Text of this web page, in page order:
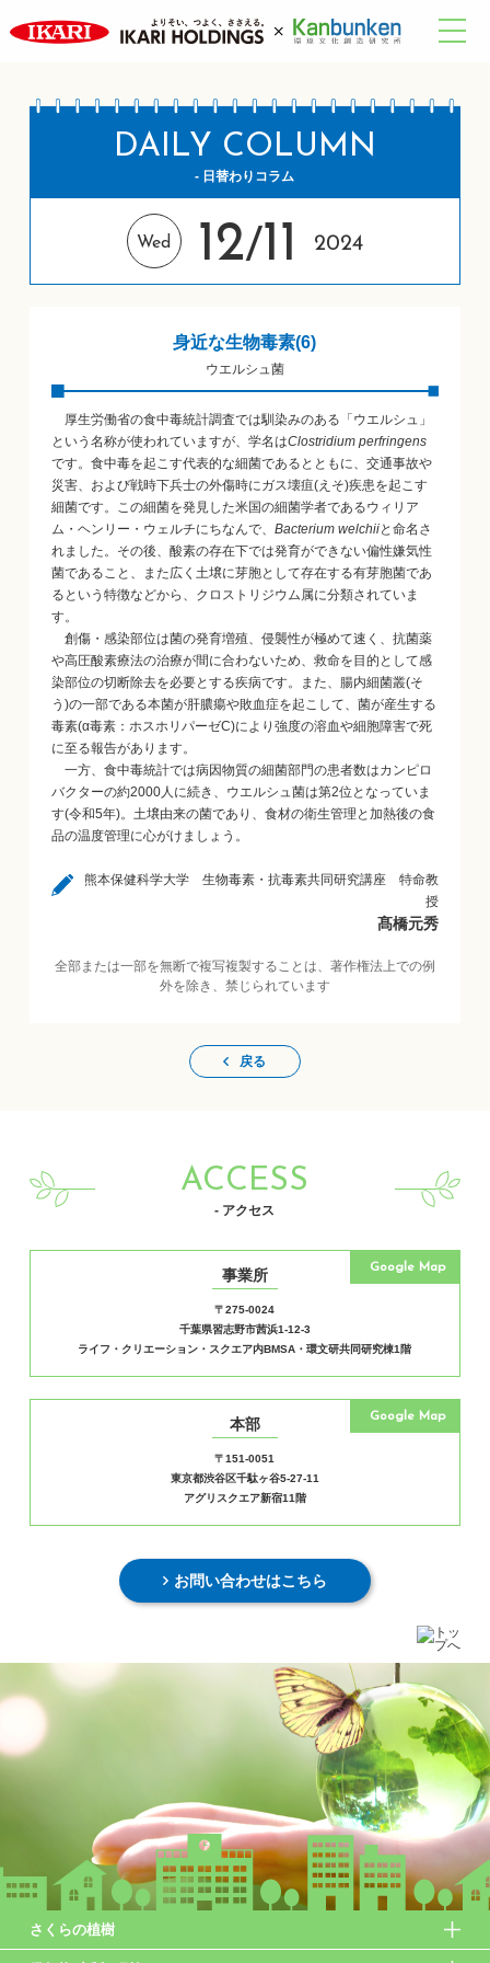
DAILY COLUMN
- 日替わりコラム
Wed 12/11 2024
身近な生物毒素(6)
ウエルシュ菌
厚生労働省の食中毒統計調査では馴染みのある「ウエルシュ」
という名称が使われていますが、学名はClostridium perfringens
です。食中毒を起こす代表的な細菌であるとともに、交通事故や
災害、および戦時下兵士の外傷時にガス壊疽(えそ)疾患を起こす
細菌です。この細菌を発見した米国の細菌学者であるウィリア
ム・ヘンリー・ウェルチにちなんで、 Bacterium welchiiと命名さ
れました。その後、酸素の存在下では発育ができない偏性嫌気性
菌であること、また広く土壌に芽胞として存在する有芽胞菌であ
るという特徴などから、クロストリジウム属に分類されていま
す。
創傷・感染部位は菌の発育増殖、侵襲性が極めて速く、抗菌薬
や高圧酸素療法の治療が間に合わないため、救命を目的として感
染部位の切断除去を必要とする疾病です。また、腸内細菌叢(そ
う)の一部である本菌が肝膿瘍や敗血症を起こして、菌が産生する
毒素(α毒素：ホスホリパーゼC)により強度の溶血や細胞障害で死
に至る報告があります。
一方、食中毒統計では病因物質の細菌部門の患者数はカンピロ
バクターの約2000人に続き、ウエルシュ菌は第2位となっていま
す(令和5年)。土壌由来の菌であり、食材の衛生管理と加熱後の食
品の温度管理に心がけましょう。
熊本保健科学大学 生物毒素・抗毒素共同研究講座 特命教
授
髙橋元秀
全部または一部を無断で複写複製することは、著作権法上での例
外を除き、禁じられています
戻る
ACCESS
- アクセス
事業所
〒275-0024
千葉県習志野市茜浜1-12-3
ライフ・クリエーション・スクエア内BMSA・環文研共同研究棟1階
Google Map
本部
〒151-0051
東京都渋谷区千駄ヶ谷5-27-11
アグリスクエア新宿11階
Google Map
お問い合わせはこちら
さくらの植樹